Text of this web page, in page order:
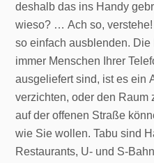
deshalb das ins Handy
wieso? … Ach so,
so einfach ausblenden.
immer Menschen Ihrer
ausgeliefert sind, ist es ein
verzichten, oder den Raum
auf der offenen Straße
wie Sie wollen. Tabu sind
Restaurants, U- und S-